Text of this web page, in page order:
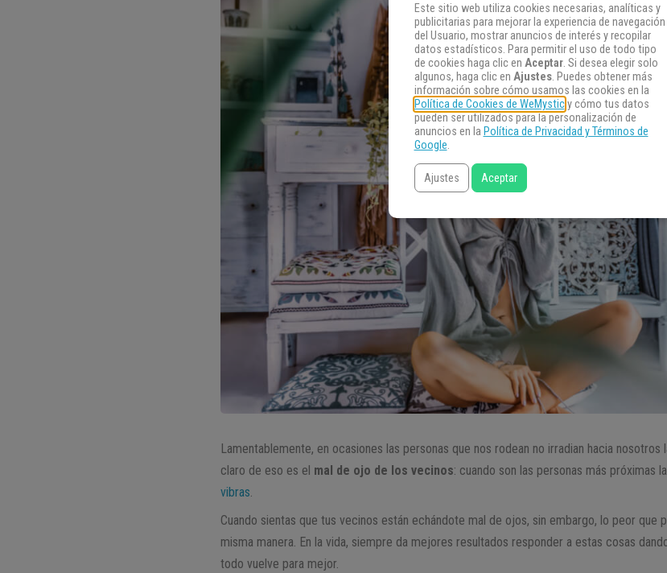
Lamentablemente, en ocasiones las personas que nos rodean no irradian hacia
claro de eso es el mal de ojo de los vecinos: cuando son las personas más próximas
vibras.
Cuando sientas que tus vecinos están echándote mal de ojos, sin embargo, lo peor que
misma manera. En la vida, siempre da mejores resultados responder a estas cosas
todo vuelve para mejor.
Este sitio web utiliza cookies necesarias, analíticas y
publicitarias para mejorar la experiencia de navegación
del Usuario, mostrar anuncios de interés y recopilar
datos estadísticos. Para permitir el uso de todo tipo
de cookies haga clic en Aceptar. Si desea elegir solo
algunos, haga clic en Ajustes. Puedes obtener más
información sobre cómo usamos las cookies en la
Política de Cookies de WeMysticy cómo tus datos
pueden ser utilizados para la personalización de
anuncios en la Política de Privacidad y Términos de
Google.
Ajustes Aceptar